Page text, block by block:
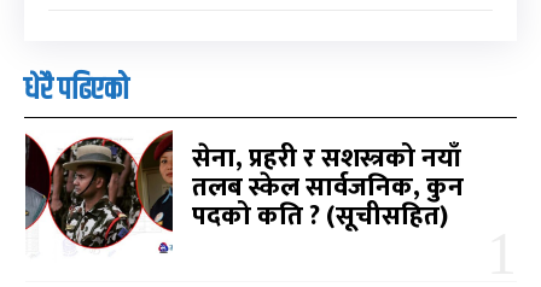
धेरै पढिएको
सेना, प्रहरी र सशस्त्रको नयाँ
तलब स्केल सार्वजनिक, कुन
पदको कति ? (सूचीसहित)